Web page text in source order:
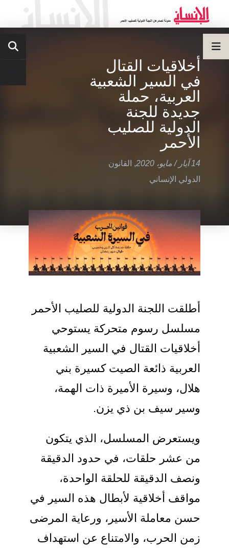
أخلاقيات القتال
في السير الشعبية
العربية، حملة
جديدة للجنة
الدولية للصليب
الأحمر
14 آيار / مايو، 2020 , القانون
الدولي الإنساني
أطلقت اللجنة الدولية للصليب الأحمر
مسلسل رسوم متحركة يستوحي
أخلاقيات القتال في السير الشعبية
العربية ذائعة الصيت كسيرة بني
هلال، وسيرة الأميرة ذات الهمة،
وسير سيف بن ذي يزن.
ويستعرض المسلسل، الذي يتكون
من عشر حلقات، في حدود الدقيقة
ونصف الدقيقة للحلقة الواحدة،
مواقف أخلاقية لأبطال هذه السير في
حسن معاملة الأسير، ورعاية المرضى
زمن الحرب، والامتناع عن استهداف